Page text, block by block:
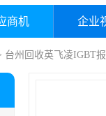
商机 企业
台州回收英飞凌IGBT